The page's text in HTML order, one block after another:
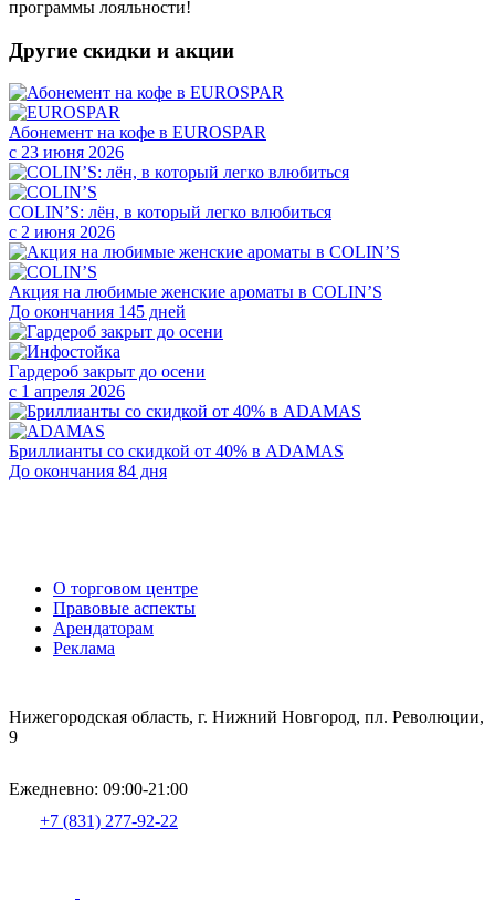
программы лояльности!
Другие скидки и акции
Абонемент на кофе в EUROSPAR
с 23 июня 2026
COLIN’S: лён, в который легко влюбиться
с 2 июня 2026
Акция на любимые женские ароматы в COLIN’S
До окончания 145 дней
Гардероб закрыт до осени
с 1 апреля 2026
Бриллианты со скидкой от 40% в ADAMAS
До окончания 84 дня
О торговом центре
Правовые аспекты
Арендаторам
Реклама
Нижегородская область, г. Нижний Новгород, пл. Революции,
9
Ежедневно: 09:00-21:00
+7 (831) 277-92-22